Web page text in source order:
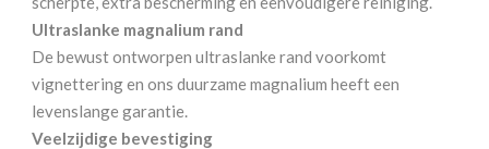
Ultraslanke magnalium rand
De bewust ontworpen ultraslanke rand voorkomt
vignettering en ons duurzame magnalium heeft een
levenslange garantie.
Veelzijdige bevestiging